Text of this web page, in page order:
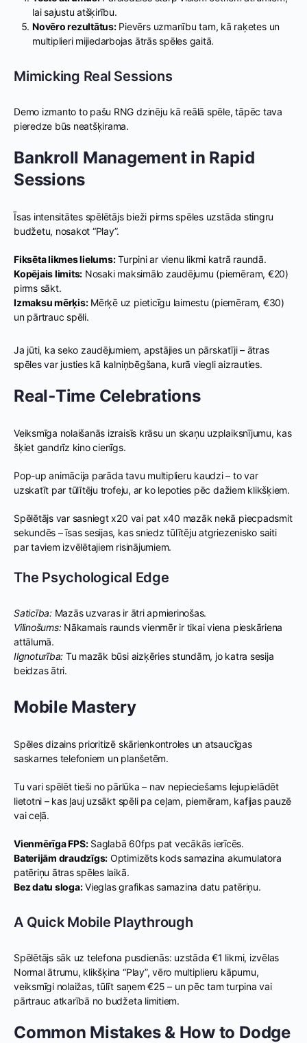
lai sajustu atšķirību.
Novēro rezultātus:Pievērs uzmanību tam, kā raķetes un
multiplieri mijiedarbojas ātrās spēles gaitā.
Mimicking Real Sessions
Demo izmanto to pašu RNG dzinēju kā reālā spēle, tāpēc tava
pieredze būs neatšķirama.
Bankroll Management in Rapid
Sessions
Īsas intensitātes spēlētājs bieži pirms spēles uzstāda stingru
budžetu, nosakot “Play”.
Fiksēta likmes lielums:Turpini ar vienu likmi katrā raundā.
Kopējais limits: Nosaki maksimālo zaudējumu (piemēram, €20)
pirms sākt.
Izmaksu mērķis:Mērķē uz pieticīgu laimestu (piemēram, €30)
un pārtrauc spēli.
Ja jūti, ka seko zaudējumiem, apstājies un pārskatīji – ātras
spēles var justies kā kalniņbēgšana, kurā viegli aizrauties.
Real‑Time Celebrations
Veiksmīga nolaišanās izraisīs krāsu un skaņu uzplaiksnījumu, kas
šķiet gandrīz kino cienīgs.
Pop-up animācija parāda tavu multiplieru kaudzi – to var
uzskatīt par tūlītēju trofeju, ar ko lepoties pēc dažiem klikšķiem.
Spēlētājs var sasniegt x20 vai pat x40 mazāk nekā piecpadsmit
sekundēs – īsas sesijas, kas sniedz tūlītēju atgriezenisko saiti
par taviem izvēlētajiem risinājumiem.
The Psychological Edge
Saticība:Mazās uzvaras ir ātri apmierinošas.
Vilinošums:Nākamais raunds vienmēr ir tikai viena pieskāriena
attālumā.
Ilgnoturība: Tu mazāk būsi aizķēries stundām, jo katra sesija
beidzas ātri.
Mobile Mastery
Spēles dizains prioritizē skārienkontroles un atsaucīgas
saskarnes telefoniem un planšetēm.
Tu vari spēlēt tieši no pārlūka – nav nepieciešams lejupielādēt
lietotni – kas ļauj uzsākt spēli pa ceļam, piemēram, kafijas pauzē
vai ceļā.
Vienmērīga FPS:Saglabā 60fps pat vecākās ierīcēs.
Baterijām draudzīgs: Optimizēts kods samazina akumulatora
patēriņu ātras spēles laikā.
Bez datu sloga:Vieglas grafikas samazina datu patēriņu.
A Quick Mobile Playthrough
Spēlētājs sāk uz telefona pusdienās: uzstāda €1 likmi, izvēlas
Normal ātrumu, klikšķina “Play”, vēro multiplieru kāpumu,
veiksmīgi nolaižas, tūlīt saņem €25 – un pēc tam turpina vai
pārtrauc atkarībā no budžeta limitiem.
Common Mistakes & How to Dodge